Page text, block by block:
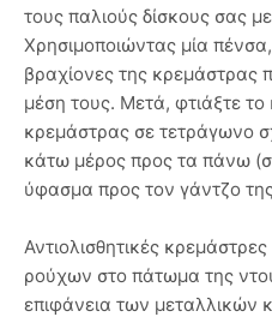
τους παλιούς δίσκους σας
Χρησιμοποιώντας μία
βραχίονες της κρεμάστρας
μέση τους. Μετά, φτιάξτε
κρεμάστρας σε τετράγωνο
κάτω μέρος προς τα πάνω
ύφασμα προς τον γάντζο
Αντιολισθητικές
ρούχων στο πάτωμα της
επιφάνεια των